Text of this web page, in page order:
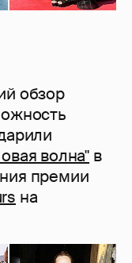
обзор
волна" в
премии
на